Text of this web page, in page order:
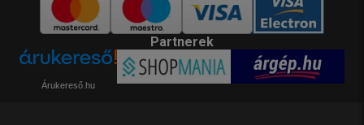
Partnerek
Árukereső.hu